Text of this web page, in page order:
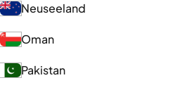
Neuseeland
Oman
Pakistan